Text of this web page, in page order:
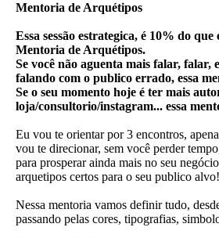
Mentoria de Arquétipos
Essa sessão estrategica, é 10% do
Mentoria de Arquétipos.
Se você não aguenta mais falar, falar,
falando com o publico errado, essa
Se o seu momento hoje é ter mais
loja/consultorio/instagram... essa
Eu vou te orientar por 3 encontros,
vou te direcionar, sem você perder
para prosperar ainda mais no seu
arquetipos certos para o seu publico alvo!
Nessa mentoria vamos definir tudo,
passando pelas cores, tipografias,